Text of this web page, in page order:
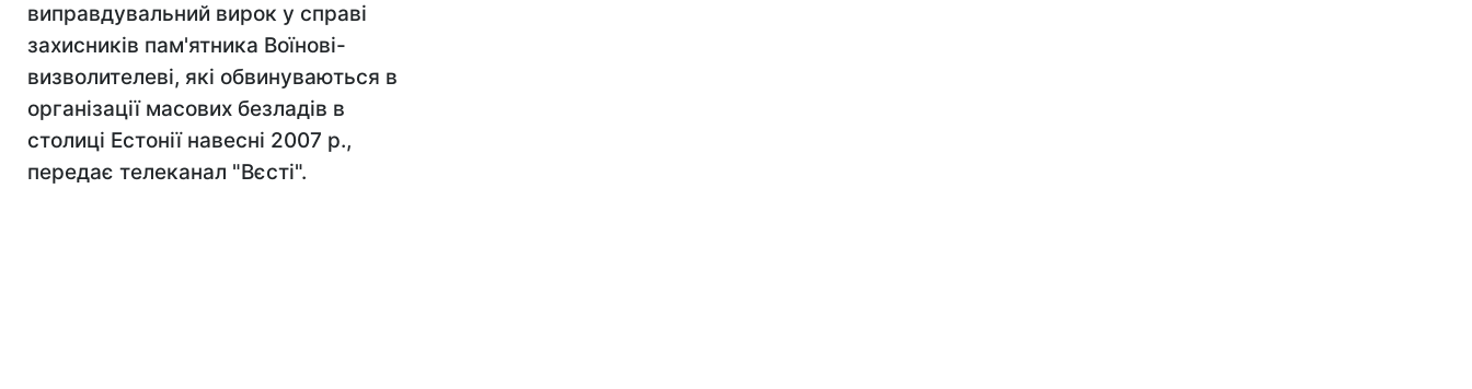
виправдувальний вирок у справі
захисників пам'ятника Воїнові-
визволителеві, які обвинуваються в
організації масових безладів в
столиці Естонії навесні 2007 р.,
передає телеканал "Вєсті".